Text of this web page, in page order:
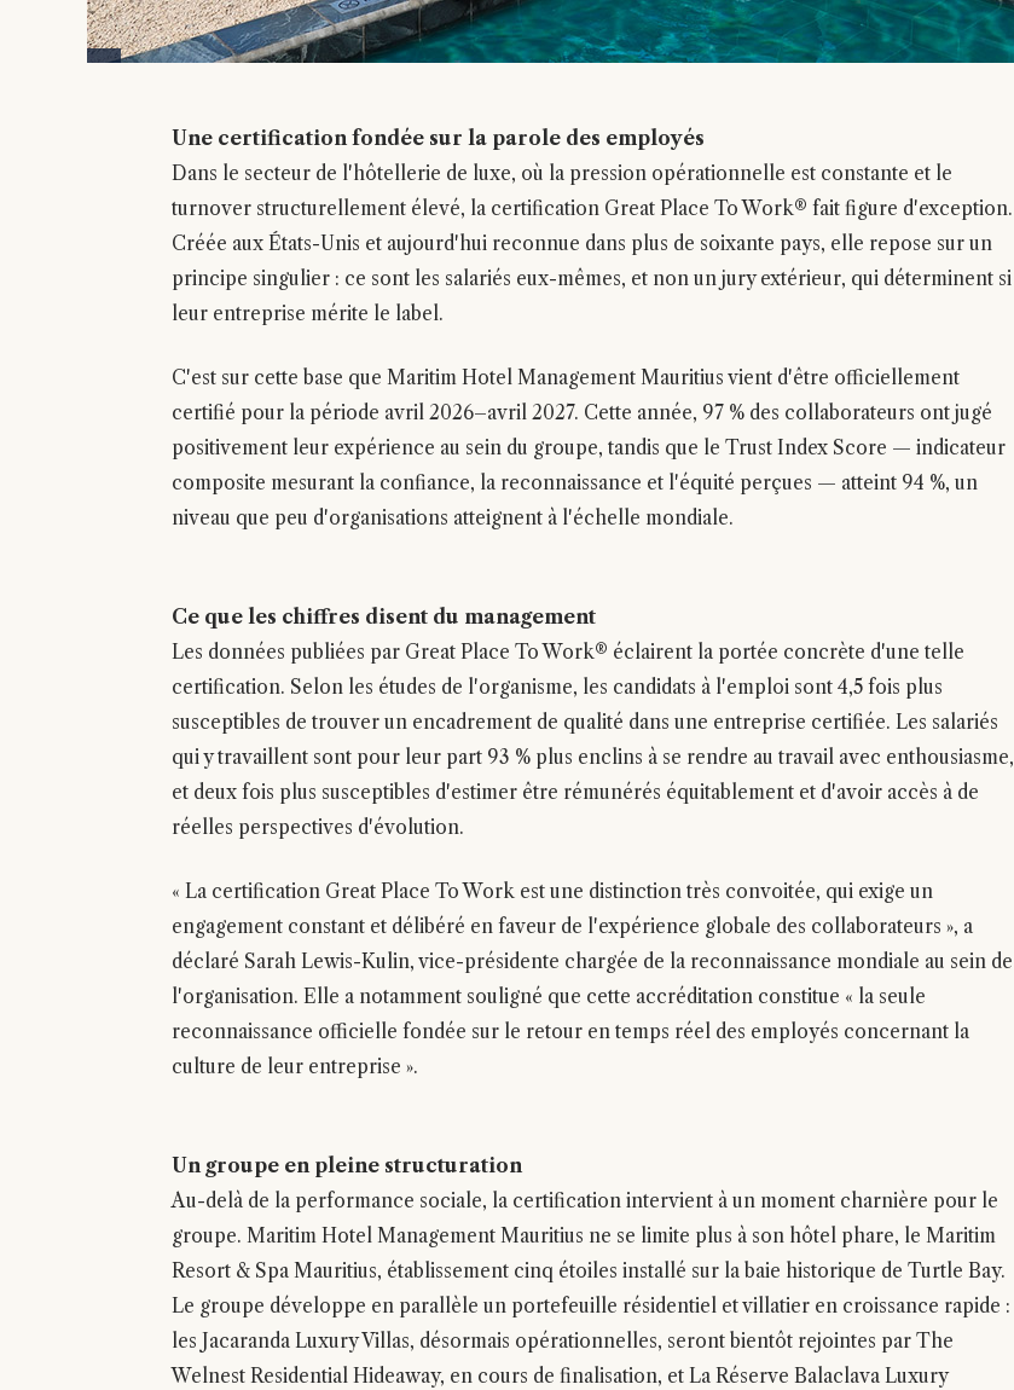
Une certification fondée sur la parole des employés
Dans le secteur de l'hôtellerie de luxe, où la pression opérationnelle est constante et le
turnover structurellement élevé, la certification Great Place To Work® fait figure d'exception.
Créée aux États-Unis et aujourd'hui reconnue dans plus de soixante pays, elle repose sur un
principe singulier : ce sont les salariés eux-mêmes, et non un jury extérieur, qui déterminent si
leur entreprise mérite le label.
C'est sur cette base que Maritim Hotel Management Mauritius vient d'être officiellement
certifié pour la période avril 2026–avril 2027. Cette année, 97 % des collaborateurs ont jugé
positivement leur expérience au sein du groupe, tandis que le Trust Index Score — indicateur
composite mesurant la confiance, la reconnaissance et l'équité perçues — atteint 94 %, un
niveau que peu d'organisations atteignent à l'échelle mondiale.
Ce que les chiffres disent du management
Les données publiées par Great Place To Work® éclairent la portée concrète d'une telle
certification. Selon les études de l'organisme, les candidats à l'emploi sont 4,5 fois plus
susceptibles de trouver un encadrement de qualité dans une entreprise certifiée. Les salariés
qui y travaillent sont pour leur part 93 % plus enclins à se rendre au travail avec enthousiasme,
et deux fois plus susceptibles d'estimer être rémunérés équitablement et d'avoir accès à de
réelles perspectives d'évolution.
« La certification Great Place To Work est une distinction très convoitée, qui exige un
engagement constant et délibéré en faveur de l'expérience globale des collaborateurs », a
déclaré Sarah Lewis-Kulin, vice-présidente chargée de la reconnaissance mondiale au sein de
l'organisation. Elle a notamment souligné que cette accréditation constitue « la seule
reconnaissance officielle fondée sur le retour en temps réel des employés concernant la
culture de leur entreprise ».
Un groupe en pleine structuration
Au-delà de la performance sociale, la certification intervient à un moment charnière pour le
groupe. Maritim Hotel Management Mauritius ne se limite plus à son hôtel phare, le Maritim
Resort & Spa Mauritius, établissement cinq étoiles installé sur la baie historique de Turtle Bay.
Le groupe développe en parallèle un portefeuille résidentiel et villatier en croissance rapide :
les Jacaranda Luxury Villas, désormais opérationnelles, seront bientôt rejointes par The
Welnest Residential Hideaway, en cours de finalisation, et La Réserve Balaclava Luxury